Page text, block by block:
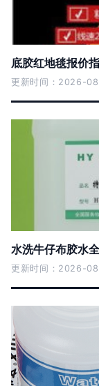
底胶红地毯报价
更新时间：2026-
水洗牛仔布胶水
更新时间：2026-